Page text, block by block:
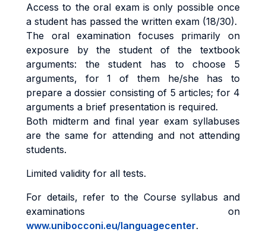
Access to the oral exam is only possible once
a student has passed the written exam (18/30).
The oral examination focuses primarily on
exposure by the student of the textbook
arguments: the student has to choose 5
arguments, for 1 of them he/she has to
prepare a dossier consisting of 5 articles; for 4
arguments a brief presentation is required.
Both midterm and final year exam syllabuses
are the same for attending and not attending
students.
Limited validity for all tests.
For details, refer to the Course syllabus and
examinations on
www.unibocconi.eu/languagecenter.